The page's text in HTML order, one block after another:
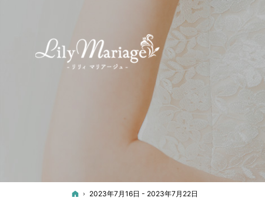
ホーム
2023年7月16日 - 2023年7月22日